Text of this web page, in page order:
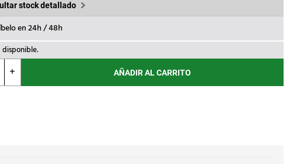
stock detallado
en 24h / 48h
disponible.
+ AÑADIR AL CARRITO